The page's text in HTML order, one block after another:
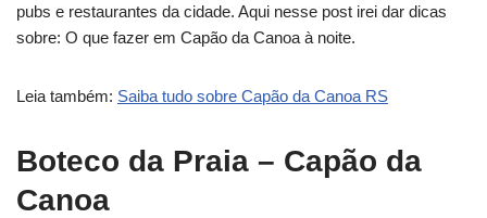
pubs e restaurantes da cidade. Aqui nesse post irei dar dicas
sobre: O que fazer em Capão da Canoa à noite.
Leia também: Saiba tudo sobre Capão da Canoa RS
Boteco da Praia – Capão da
Canoa